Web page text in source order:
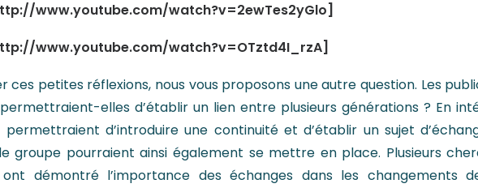
www.youtube.com/watch?v=2ewTes2yGlo]
www.youtube.com/watch?v=OTztd4I_rzA]
ces petites réflexions, nous vous proposons une autre question. Les
elles d’établir un lien entre plusieurs générations ? En
permettraient d’introduire une continuité et d’établir un sujet
groupe pourraient ainsi également se mettre en place. Plusieurs
démontré l’importance des échanges dans les changements